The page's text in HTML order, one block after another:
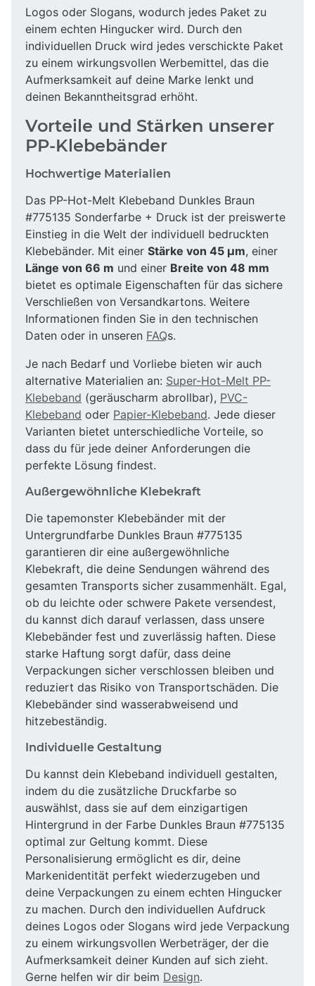
Logos oder Slogans, wodurch jedes Paket zu
einem echten Hingucker wird. Durch den
individuellen Druck wird jedes verschickte Paket
zu einem wirkungsvollen Werbemittel, das die
Aufmerksamkeit auf deine Marke lenkt und
deinen Bekanntheitsgrad erhöht.
Vorteile und Stärken unserer
PP-Klebebänder
Hochwertige Materialien
Das PP-Hot-Melt Klebeband Dunkles Braun
#775135 Sonderfarbe + Druck ist der preiswerte
Einstieg in die Welt der individuell bedruckten
Klebebänder. Mit einer Stärke von 45 µm, einer
Länge von 66 m und einer Breite von 48 mm
bietet es optimale Eigenschaften für das sichere
Verschließen von Versandkartons. Weitere
Informationen finden Sie in den technischen
Daten oder in unseren FAQs.
Je nach Bedarf und Vorliebe bieten wir auch
alternative Materialien an: Super-Hot-Melt PP-
Klebeband (geräuscharm abrollbar), PVC-
Klebeband oder Papier-Klebeband. Jede dieser
Varianten bietet unterschiedliche Vorteile, so
dass du für jede deiner Anforderungen die
perfekte Lösung findest.
Außergewöhnliche Klebekraft
Die tapemonster Klebebänder mit der
Untergrundfarbe Dunkles Braun #775135
garantieren dir eine außergewöhnliche
Klebekraft, die deine Sendungen während des
gesamten Transports sicher zusammenhält. Egal,
ob du leichte oder schwere Pakete versendest,
du kannst dich darauf verlassen, dass unsere
Klebebänder fest und zuverlässig haften. Diese
starke Haftung sorgt dafür, dass deine
Verpackungen sicher verschlossen bleiben und
reduziert das Risiko von Transportschäden. Die
Klebebänder sind wasserabweisend und
hitzebeständig.
Individuelle Gestaltung
Du kannst dein Klebeband individuell gestalten,
indem du die zusätzliche Druckfarbe so
auswählst, dass sie auf dem einzigartigen
Hintergrund in der Farbe Dunkles Braun #775135
optimal zur Geltung kommt. Diese
Personalisierung ermöglicht es dir, deine
Markenidentität perfekt wiederzugeben und
deine Verpackungen zu einem echten Hingucker
zu machen. Durch den individuellen Aufdruck
deines Logos oder Slogans wird jede Verpackung
zu einem wirkungsvollen Werbeträger, der die
Aufmerksamkeit deiner Kunden auf sich zieht.
Gerne helfen wir dir beim Design.